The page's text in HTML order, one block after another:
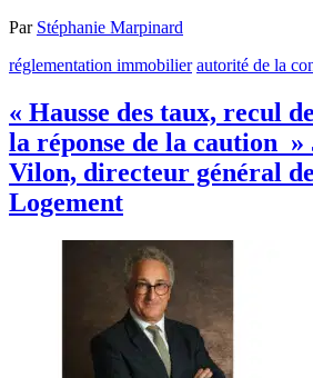
Par Stéphanie Marpinard
réglementation immobilier autorité de la
« Hausse des taux, recul
la réponse de la caution
Vilon, directeur général
Logement